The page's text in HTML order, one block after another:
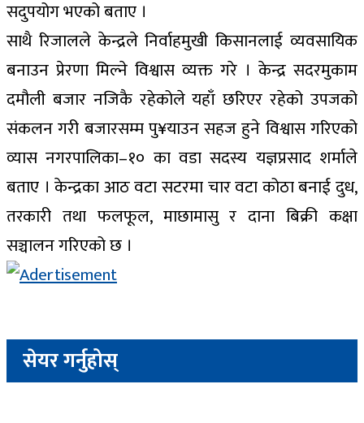
सदुपयोग भएको बताए ।
साथै रिजालले केन्द्रले निर्वाहमुखी किसानलाई व्यवसायिक
बनाउन प्रेरणा मिल्ने विश्वास व्यक्त गरे । केन्द्र सदरमुकाम
दमौली बजार नजिकै रहेकोले यहाँ छरिएर रहेको उपजको
संकलन गरी बजारसम्म पु¥याउन सहज हुने विश्वास गरिएको
व्यास नगरपालिका–१० का वडा सदस्य यज्ञप्रसाद शर्माले
बताए । केन्द्रका आठ वटा सटरमा चार वटा कोठा बनाई दुध,
तरकारी तथा फलफूल, माछामासु र दाना बिक्री कक्षा
सञ्चालन गरिएको छ ।
सेयर गर्नुहोस्